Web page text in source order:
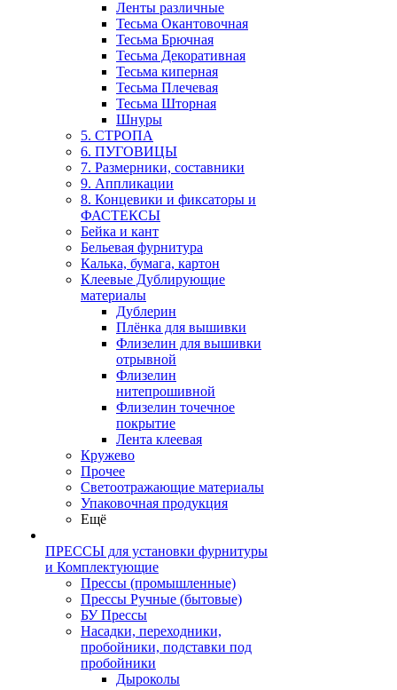
Ленты различные
Тесьма Окантовочная
Тесьма Брючная
Тесьма Декоративная
Тесьма киперная
Тесьма Плечевая
Тесьма Шторная
Шнуры
5. СТРОПА
6. ПУГОВИЦЫ
7. Размерники, составники
9. Аппликации
8. Концевики и фиксаторы и
ФАСТЕКСЫ
Бейка и кант
Бельевая фурнитура
Калька, бумага, картон
Клеевые Дублирующие
материалы
Дублерин
Плёнка для вышивки
Флизелин для вышивки
отрывной
Флизелин
нитепрошивной
Флизелин точечное
покрытие
Лента клеевая
Кружево
Прочее
Светоотражающие материалы
Упаковочная продукция
Ещё
ПРЕССЫ для установки фурнитуры
и Комплектующие
Прессы (промышленные)
Прессы Ручные (бытовые)
БУ Прессы
Насадки, переходники,
пробойники, подставки под
пробойники
Дыроколы